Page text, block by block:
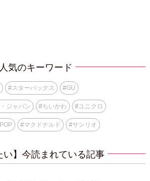
人気のキーワード
#スターバックス #GU
ジャパン #ちいかわ #ユニクロ
#マクドナルド #サンリオ
い】今読まれている記事